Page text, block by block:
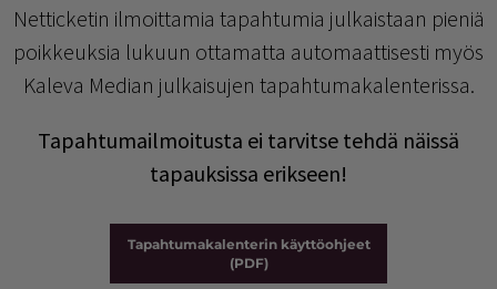
Netticketin ilmoittamia tapahtumia julkaistaan pieniä
poikkeuksia lukuun ottamatta automaattisesti myös
Kaleva Median julkaisujen tapahtumakalenterissa.
Tapahtumailmoitusta ei tarvitse tehdä näissä
tapauksissa erikseen!
Tapahtumakalenterin käyttöohjeet
(PDF)